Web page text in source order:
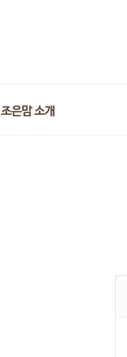
조은맘 소개